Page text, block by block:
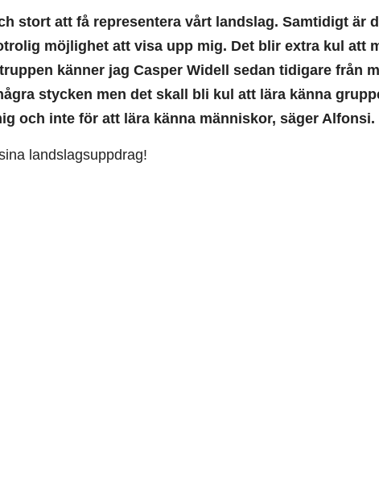
stort att få representera vårt landslag. Samtidigt är
möjlighet att visa upp mig. Det blir extra kul att
känner jag Casper Widell sedan tidigare från
stycken men det skall bli kul att lära känna
och inte för att lära känna människor, säger Alfonsi.
landslagsuppdrag!